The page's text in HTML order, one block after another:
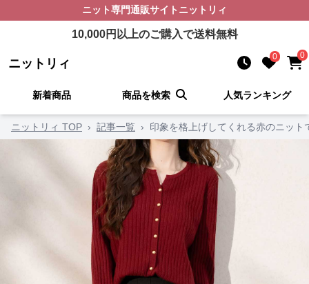
ニット専門通販サイト ニットリィ
10,000円以上のご購入で送料無料
ニットリィ 0 0
新着商品 商品を検索 人気ランキング
ニットリィ TOP › 記事一覧 › 印象を格上げしてくれる赤のニッ